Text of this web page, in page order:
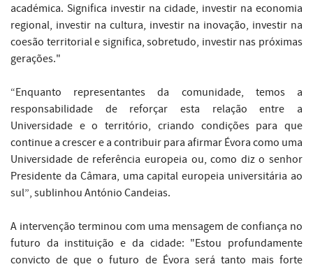
académica. Significa investir na cidade, investir na economia
regional, investir na cultura, investir na inovação, investir na
coesão territorial e significa, sobretudo, investir nas próximas
gerações."
“Enquanto representantes da comunidade, temos a
responsabilidade de reforçar esta relação entre a
Universidade e o território, criando condições para que
continue a crescer e a contribuir para afirmar Évora como uma
Universidade de referência europeia ou, como diz o senhor
Presidente da Câmara, uma capital europeia universitária ao
sul”, sublinhou António Candeias.
A intervenção terminou com uma mensagem de confiança no
futuro da instituição e da cidade: "Estou profundamente
convicto de que o futuro de Évora será tanto mais forte